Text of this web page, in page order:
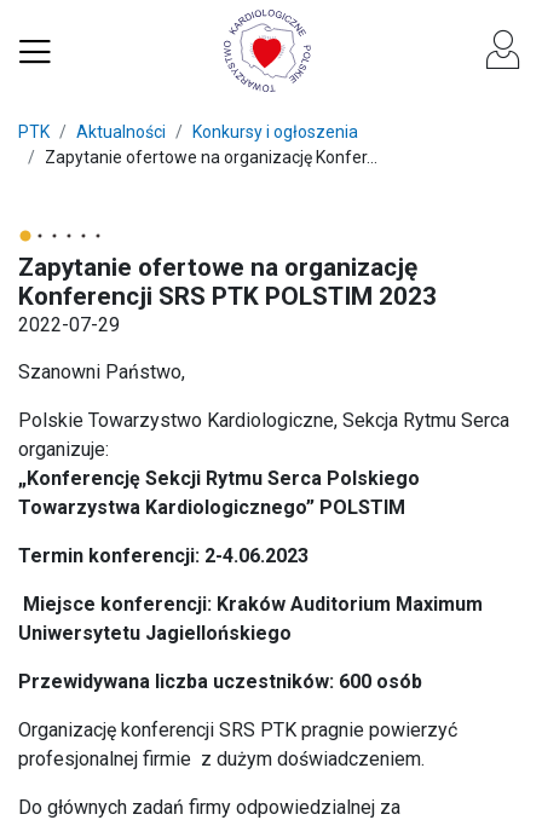
PTK Aktualności
Konkursy i ogłoszenia
Zapytanie ofertowe na organizację Konfer...
Zapytanie ofertowe na organizację
Konferencji SRS PTK POLSTIM 2023
2022-07-29
Szanowni Państwo,
Polskie Towarzystwo Kardiologiczne, Sekcja Rytmu Serca
organizuje:
„Konferencję Sekcji Rytmu Serca Polskiego
Towarzystwa Kardiologicznego” POLSTIM
Termin konferencji: 2-4.06.2023
Miejsce konferencji: Kraków Auditorium Maximum
Uniwersytetu Jagiellońskiego
Przewidywana liczba uczestników: 600 osób
Organizację konferencji SRS PTK pragnie powierzyć
profesjonalnej firmie z dużym doświadczeniem.
Do głównych zadań firmy odpowiedzialnej za